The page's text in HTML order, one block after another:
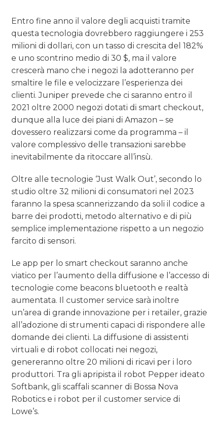
Entro fine anno il valore degli acquisti tramite
questa tecnologia dovrebbero raggiungere i 253
milioni di dollari, con un tasso di crescita del 182%
e uno scontrino medio di 30 $, ma il valore
crescerà mano che i negozi la adotteranno per
smaltire le file e velocizzare l’esperienza dei
clienti. Juniper prevede che ci saranno entro il
2021 oltre 2000 negozi dotati di smart checkout,
dunque alla luce dei piani di Amazon – se
dovessero realizzarsi come da programma – il
valore complessivo delle transazioni sarebbe
inevitabilmente da ritoccare all’insù.
Oltre alle tecnologie ‘Just Walk Out’, secondo lo
studio oltre 32 milioni di consumatori nel 2023
faranno la spesa scannerizzando da soli il codice a
barre dei prodotti, metodo alternativo e di più
semplice implementazione rispetto a un negozio
farcito di sensori.
Le app per lo smart checkout saranno anche
viatico per l’aumento della diffusione e l’accesso di
tecnologie come beacons bluetooth e realtà
aumentata. Il customer service sarà inoltre
un’area di grande innovazione per i retailer, grazie
all’adozione di strumenti capaci di rispondere alle
domande dei clienti. La diffusione di assistenti
virtuali e di robot collocati nei negozi,
genereranno oltre 20 milioni di ricavi per i loro
produttori. Tra gli apripista il robot Pepper ideato
Softbank, gli scaffali scanner di Bossa Nova
Robotics e i robot per il customer service di
Lowe’s.